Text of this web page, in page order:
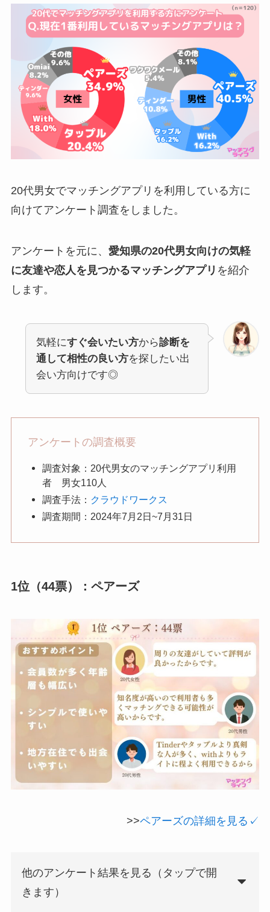
20代男女でマッチングアプリを利用している方に
向けてアンケート調査をしました。
アンケートを元に、 愛知県の20代男女向けの気軽
に友達や恋人を見つかるマッチングアプリ を紹介
します。
気軽にすぐ会いたい方から診断を
通して相性の良い方を探したい出
会い方向けです◎
アンケートの調査概要
調査対象：20代男女のマッチングアプリ利用
者 男女110人
調査手法： クラウドワークス
調査期間：2024年7月2日~7月31日
1位（44票）：ペアーズ
>>ペアーズの詳細を見る✓
他のアンケート結果を見る（タップで開
きます）